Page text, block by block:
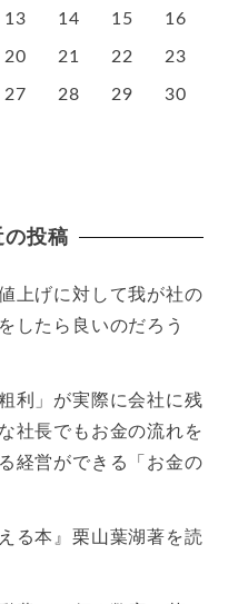
13 14 15 16
20 21 22 23
27 28 29 30
の投稿
上げに対して我が社の
したら良いのだろう
利」が実際に会社に残
社長でもお金の流れを
経営ができる「お金の
る本』栗山葉湖著を読